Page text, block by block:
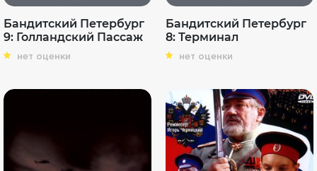
Бандитский Петербург
9: Голландский Пассаж
нет оценки
Бандитский Петербург
8: Терминал
нет оценки